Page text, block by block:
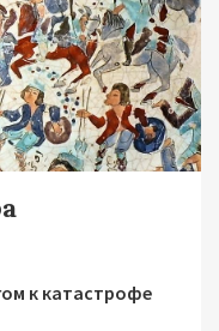
к катастрофе